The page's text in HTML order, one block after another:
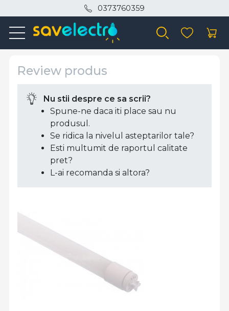
0373760359
Review produs
Nu stii despre ce sa scrii?
Spune-ne daca iti place sau nu
produsul.
Se ridica la nivelul asteptarilor tale?
Esti multumit de raportul calitate
pret?
L-ai recomanda si altora?